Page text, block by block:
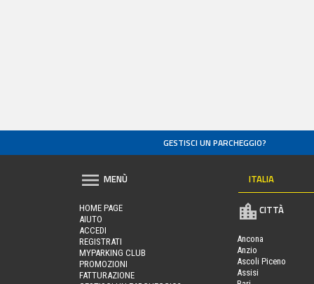
GESTISCI UN PARCHEGGIO?
MENÙ
HOME PAGE
AIUTO
ACCEDI
REGISTRATI
MYPARKING CLUB
PROMOZIONI
FATTURAZIONE
ITALIA
CITTÀ
Ancona
Anzio
Ascoli Piceno
Assisi